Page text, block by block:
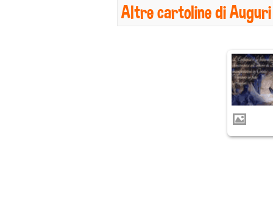
Altre cartoline di